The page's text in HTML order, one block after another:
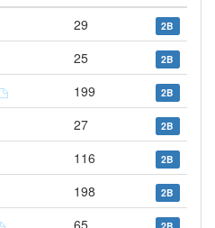
29 2B
25 2B
199 2B
27 2B
116 2B
198 2B
65